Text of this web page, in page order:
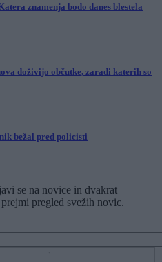
znamenja bodo danes blestela
doživijo občutke, zaradi katerih so
bežal pred policisti
se na novice in dvakrat
pregled svežih novic.